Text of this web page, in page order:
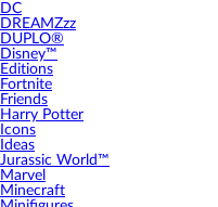
DC
DREAMZzz
DUPLO®
Disney™
Editions
Fortnite
Friends
Harry Potter
Icons
Ideas
Jurassic World™
Marvel
Minecraft